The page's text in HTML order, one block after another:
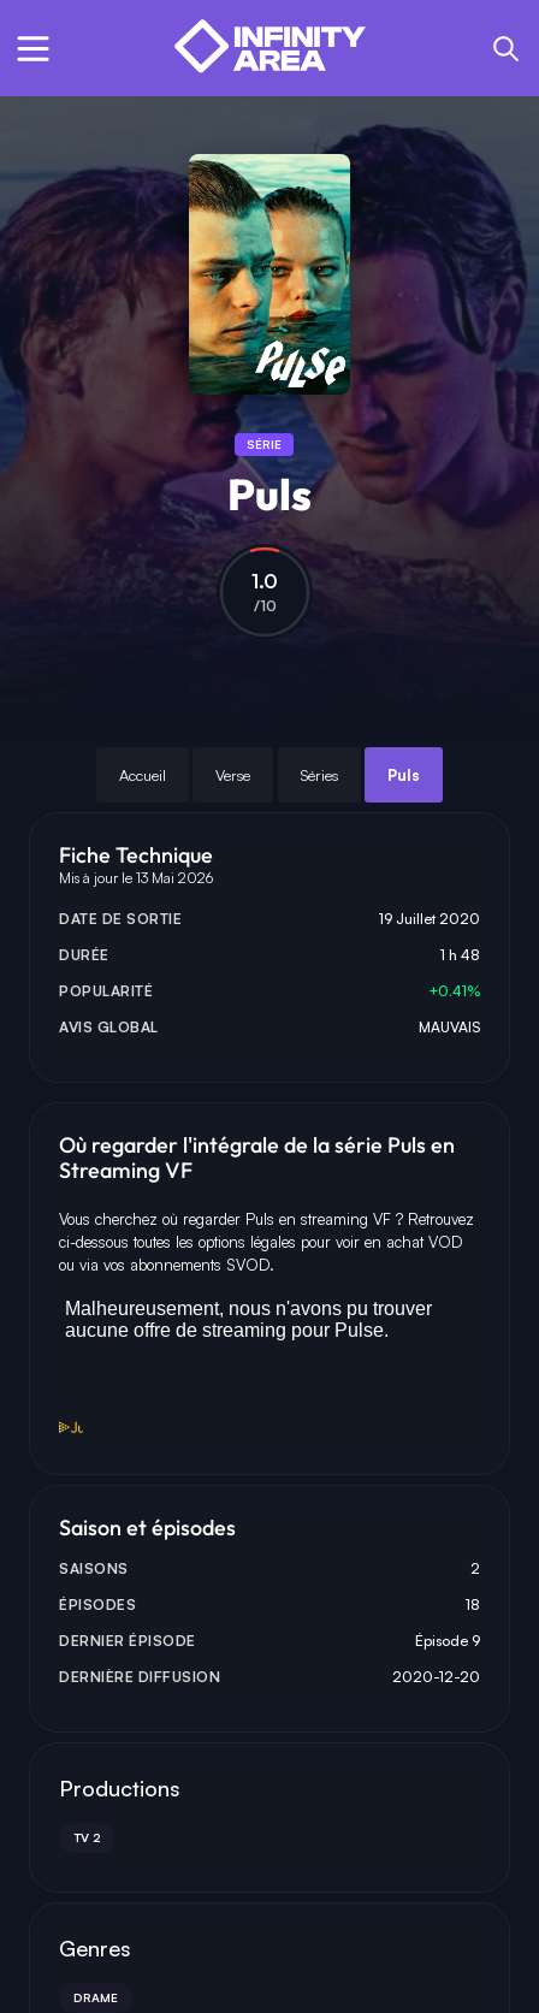
SÉRIE
Puls
1.0
/10
Accueil Verse Séries Puls
Fiche Technique
Mis à jour le 13 Mai 2026
DATE DE SORTIE
19 Juillet 2020
DURÉE
1 h 48
POPULARITÉ
+0.41%
AVIS GLOBAL
MAUVAIS
Où regarder l'intégrale de la série Puls en
Streaming VF
Vous cherchez où regarder Puls en streaming VF ? Retrouvez
ci-dessous toutes les options légales pour voir en achat VOD
ou via vos abonnements SVOD.
Saison et épisodes
SAISONS
2
ÉPISODES
18
DERNIER ÉPISODE
Épisode 9
DERNIÈRE DIFFUSION
2020-12-20
Productions
TV 2
Genres
DRAME